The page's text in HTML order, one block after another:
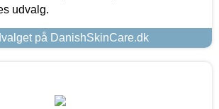
udvalg.
på DanishSkinCare.dk